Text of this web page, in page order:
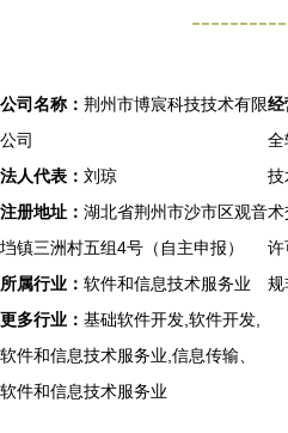
公司名称： 荆州市博宸科技技术有限
公司
法人代表： 刘琼
注册地址： 湖北省荆州市沙市区观音
垱镇三洲村五组4号（自主申报）
所属行业： 软件和信息技术服务业
更多行业： 基础软件开发,软件开发,
软件和信息技术服务业,信息传输、
软件和信息技术服务业
经
全
技
术
许
规